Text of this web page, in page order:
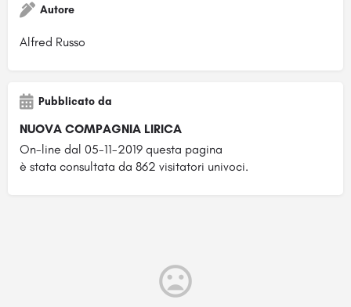
Autore
Alfred Russo
Pubblicato da
NUOVA COMPAGNIA LIRICA
On-line dal 05-11-2019 questa pagina
è stata consultata da 862 visitatori univoci.